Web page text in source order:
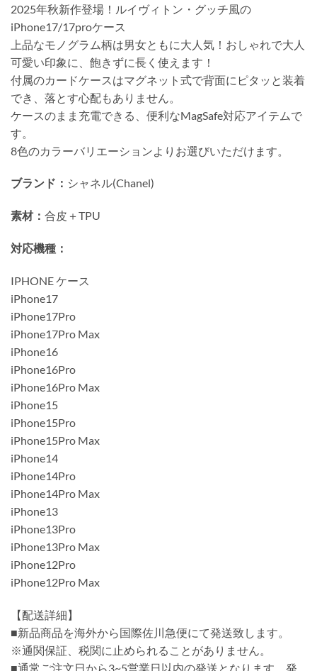
2025年秋新作登場！ルイヴィトン・グッチ風の
iPhone17/17proケース
上品なモノグラム柄は男女ともに大人気！おしゃれで大人
可愛い印象に、飽きずに長く使えます！
付属のカードケースはマグネット式で背面にピタッと装着
でき、落とす心配もありません。
ケースのまま充電できる、便利なMagSafe対応アイテムで
す。
8色のカラーバリエーションよりお選びいただけます。
ブランド： シャネル(Chanel)
素材： 合皮＋TPU
対応機種：
IPHONE ケース
iPhone17
iPhone17Pro
iPhone17Pro Max
iPhone16
iPhone16Pro
iPhone16Pro Max
iPhone15
iPhone15Pro
iPhone15Pro Max
iPhone14
iPhone14Pro
iPhone14Pro Max
iPhone13
iPhone13Pro
iPhone13Pro Max
iPhone12Pro
iPhone12Pro Max
【配送詳細】
■新品商品を海外から国際佐川急便にて発送致します。
※通関保証、税関に止められることがありません。
■通常ご注文日から3~5営業日以内の発送となります。発